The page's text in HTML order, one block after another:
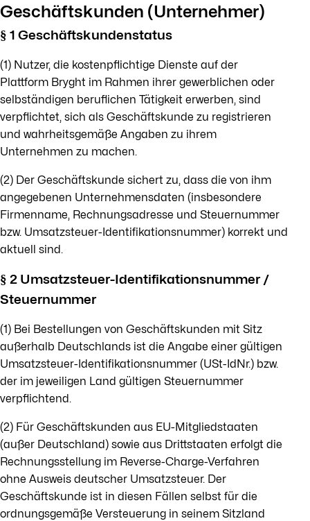
Geschäftskunden (Unternehmer)
§ 1 Geschäftskundenstatus
(1) Nutzer, die kostenpflichtige Dienste auf der
Plattform Bryght im Rahmen ihrer gewerblichen oder
selbständigen beruflichen Tätigkeit erwerben, sind
verpflichtet, sich als Geschäftskunde zu registrieren
und wahrheitsgemäße Angaben zu ihrem
Unternehmen zu machen.
(2) Der Geschäftskunde sichert zu, dass die von ihm
angegebenen Unternehmensdaten (insbesondere
Firmenname, Rechnungsadresse und Steuernummer
bzw. Umsatzsteuer-Identifikationsnummer) korrekt und
aktuell sind.
§ 2 Umsatzsteuer-Identifikationsnummer /
Steuernummer
(1) Bei Bestellungen von Geschäftskunden mit Sitz
außerhalb Deutschlands ist die Angabe einer gültigen
Umsatzsteuer-Identifikationsnummer (USt-IdNr.) bzw.
der im jeweiligen Land gültigen Steuernummer
verpflichtend.
(2) Für Geschäftskunden aus EU-Mitgliedstaaten
(außer Deutschland) sowie aus Drittstaaten erfolgt die
Rechnungsstellung im Reverse-Charge-Verfahren
ohne Ausweis deutscher Umsatzsteuer. Der
Geschäftskunde ist in diesen Fällen selbst für die
ordnungsgemäße Versteuerung in seinem Sitzland